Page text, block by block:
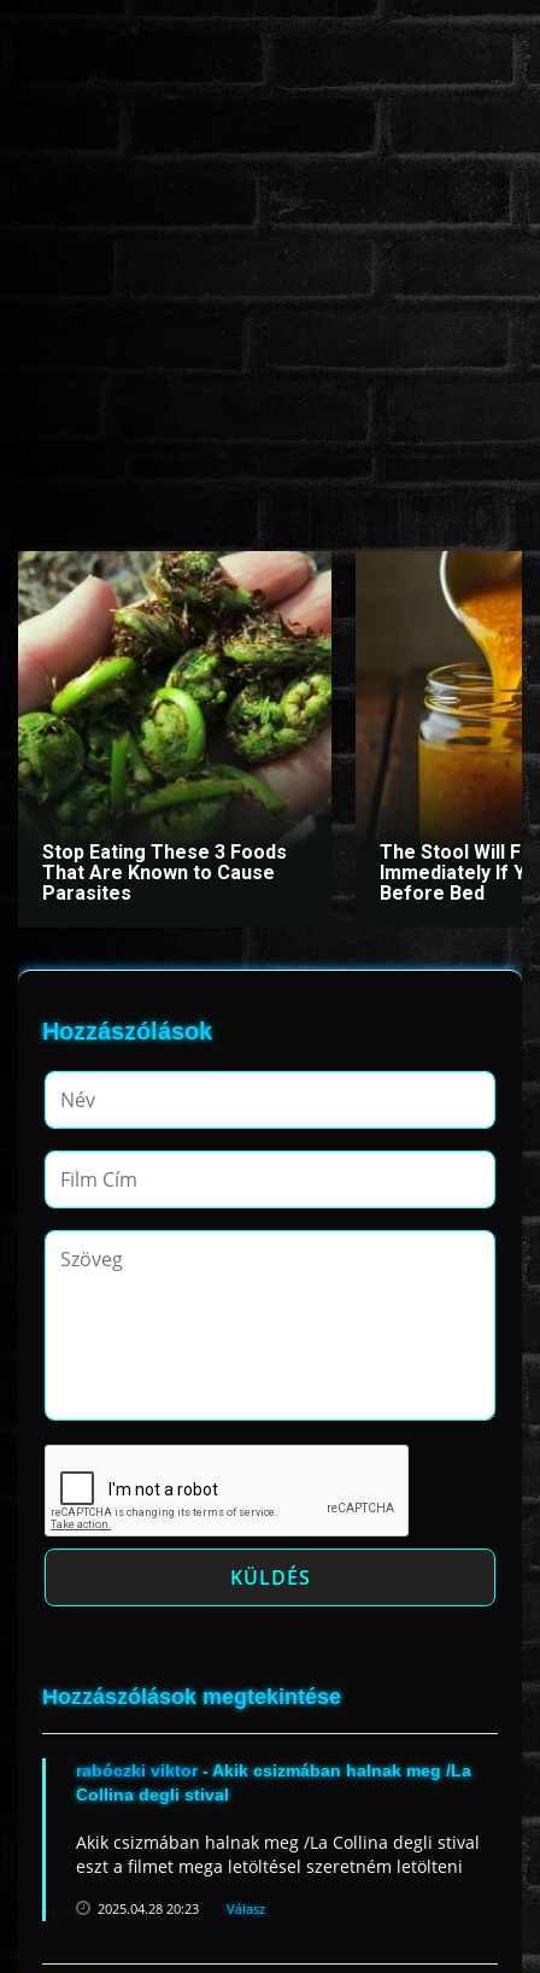
Stop Eating These 3 Foods
That Are Known to Cause
Parasites
The Stool Will Fly
Immediately If
Before Bed
Hozzászólások
Hozzászólások megtekintése
rabóczki viktor- Akik csizmában halnak meg /La
Collina degli stival
Akik csizmában halnak meg /La Collina degli stival
eszt a filmet mega letöltésel szeretném letölteni
2025.04.28 20:23 Válasz